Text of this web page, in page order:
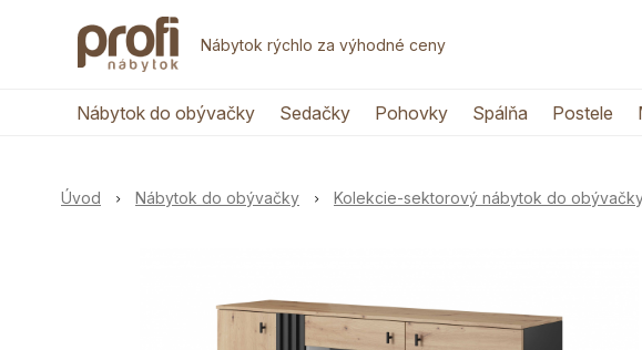
Nábytok rýchlo za výhodné ceny
Nábytok do obývačky Sedačky Pohovky Spálňa Postele
Úvod Nábytok do obývačky Kolekcie-sektorový nábytok do